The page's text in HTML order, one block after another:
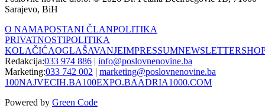
Sarajevo, BiH
O NAMAPOSTANI ČLANPOLITIKA
PRIVATNOSTIPOLITIKA
KOLAČIĆAOGLAŠAVANJEIMPRESSUMNEWSLETTER
Redakcija:033 974 886 | info@poslovnenovine.ba
Marketing:033 742 002 | marketing@poslovnenovine.ba
100NAJVECIH.BA100EXPO.BAADRIA1000.COM
Powered by Green Code